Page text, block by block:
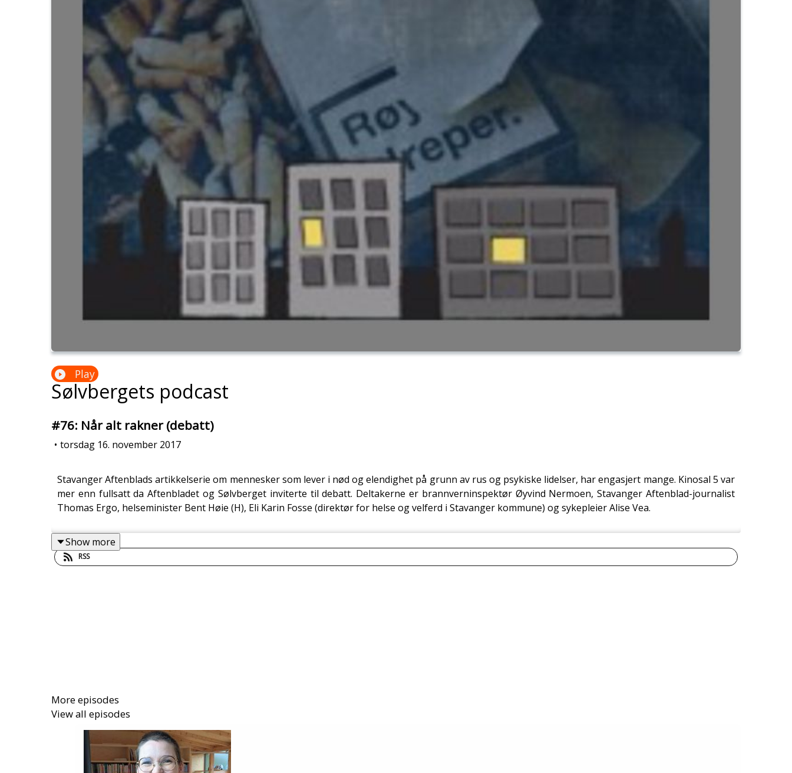
Play
Sølvbergets podcast
#76: Når alt rakner (debatt)
• torsdag 16. november 2017
Stavanger Aftenblads artikkelserie om mennesker som lever i nød og elendighet på grunn av rus og psykiske lidelser, har engasjert mange. Kinosal 5 var
mer enn fullsatt da Aftenbladet og Sølvberget inviterte til debatt. Deltakerne er brannverninspektør Øyvind Nermoen, Stavanger Aftenblad-journalist
Thomas Ergo, helseminister Bent Høie (H), Eli Karin Fosse (direktør for helse og velferd i Stavanger kommune) og sykepleier Alise Vea.
Show more
RSS
More episodes
View all episodes